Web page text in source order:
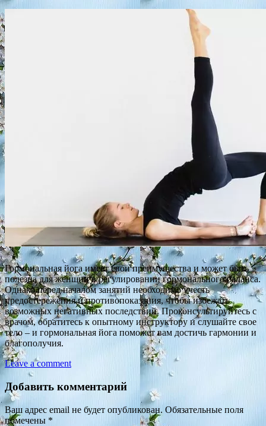
Гормональная йога имеет свои преимущества и может быть
полезна для женщин в регулировании гормонального баланса.
Однако перед началом занятий необходимо учесть
предостережения и противопоказания, чтобы избежать
возможных негативных последствий. Проконсультируйтесь с
врачом, обратитесь к опытному инструктору и слушайте свое
тело – и гормональная йога поможет вам достичь гармонии и
благополучия.
Leave a comment
Добавить комментарий
Ваш адрес email не будет опубликован. Обязательные поля
помечены *